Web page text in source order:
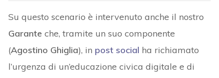
Su questo scenario è intervenuto anche il nostro
Garante che, tramite un suo componente
(Agostino Ghiglia), in post social ha richiamato
l’urgenza di un’educazione civica digitale e di